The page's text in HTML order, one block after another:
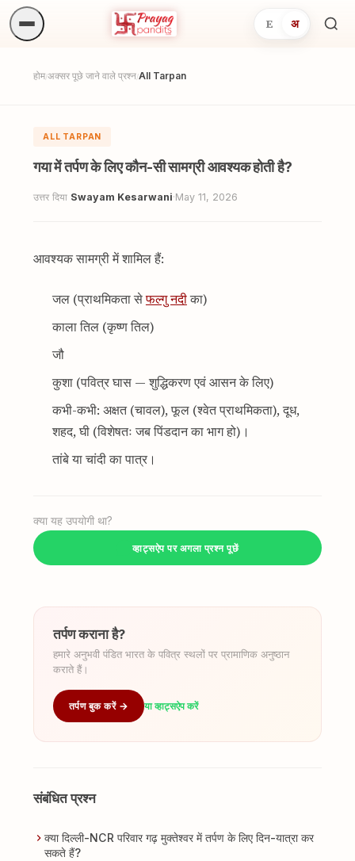
E अ
होम/अक्सर पूछे जाने वाले प्रश्न/All Tarpan
ALL TARPAN
गया में तर्पण के लिए कौन-सी सामग्री आवश्यक होती है?
उत्तर दिया Swayam Kesarwani·May 11, 2026
आवश्यक सामग्री में शामिल हैं:
जल (प्राथमिकता सेफल्गु नदीका)
काला तिल (कृष्ण तिल)
जौ
कुशा (पवित्र घास — शुद्धिकरण एवं आसन के लिए)
कभी-कभी: अक्षत (चावल), फूल (श्वेत प्राथमिकता), दूध,
शहद, घी (विशेषतः जब पिंडदान का भाग हो)।
तांबे या चांदी का पात्र।
क्या यह उपयोगी था?
व्हाट्सऐप पर अगला प्रश्न पूछें
तर्पण कराना है?
हमारे अनुभवी पंडित भारत के पवित्र स्थलों पर प्रामाणिक अनुष्ठान
कराते हैं।
तर्पण बुक करें → या व्हाट्सऐप करें
संबंधित प्रश्न
क्या दिल्ली-NCR परिवार गढ़ मुक्तेश्वर में तर्पण के लिए दिन-यात्रा कर
सकते हैं?